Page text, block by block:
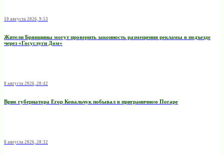
10 августа 2026, 9:53
Жители Брянщины могут проверить законность размещения рекламы в подъезде
через «Госуслуги Дом»
8 августа 2026, 20:42
Врио губернатора Егор Ковальчук побывал в приграничном Погаре
8 августа 2026, 20:32